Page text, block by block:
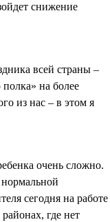
снижение
всей страны –
на более
из нас – в этом я
очень сложно.
сегодня на работе
где нет